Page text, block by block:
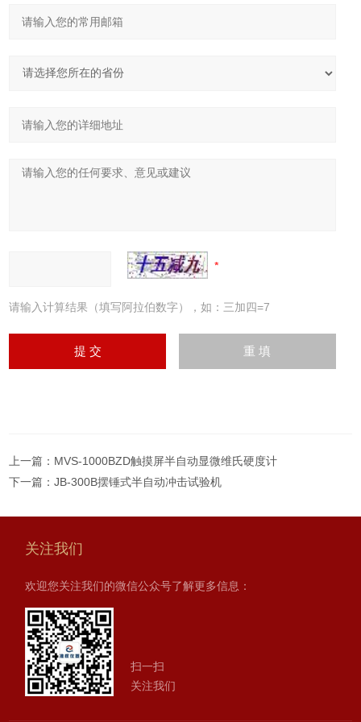
请输入计算结果（填写阿拉伯数字），如：三加四=7
上一篇： MVS-1000BZD触摸屏半自动显微维氏硬度计
下一篇：JB-300B摆锤式半自动冲击试验机
关注我们
欢迎您关注我们的微信公众号了解更多信息：
扫一扫
关注我们